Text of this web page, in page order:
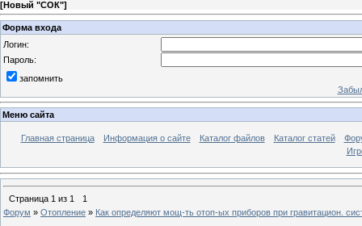
[Новый "СОК"]
Форма входа
Логин:
Пароль:
запомнить
Меню сайта
Главная страница Информация о сайте Каталог файлов Каталог статей
Страница 1 из 1
1
Форум » Отопление » Как определяют мощ-ть отоп-ых приборов при гравитацион.